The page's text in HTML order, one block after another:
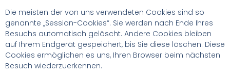
Die meisten der von uns verwendeten Cookies sind so
genannte „Session-Cookies“. Sie werden nach Ende Ihres
Besuchs automatisch gelöscht. Andere Cookies bleiben
auf Ihrem Endgerät gespeichert, bis Sie diese löschen. Diese
Cookies ermöglichen es uns, Ihren Browser beim nächsten
Besuch wiederzuerkennen.